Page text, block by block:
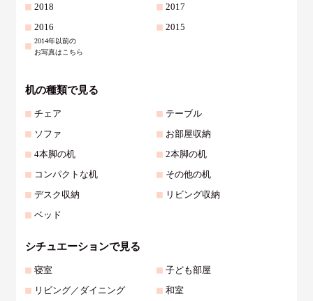
2018
2017
2016
2015
2014年以前の
お写真はこちら
机の種類で見る
チェア
テーブル
ソファ
お部屋収納
4本脚の机
2本脚の机
コンパクトな机
その他の机
デスク収納
リビング収納
ベッド
シチュエーションで見る
寝室
子ども部屋
リビング／ダイニング
和室